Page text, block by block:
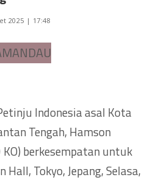
2025 | 17:48
Indonesia asal Kota
Tengah, Hamson
berkesempatan untuk
Tokyo, Jepang, Selasa,